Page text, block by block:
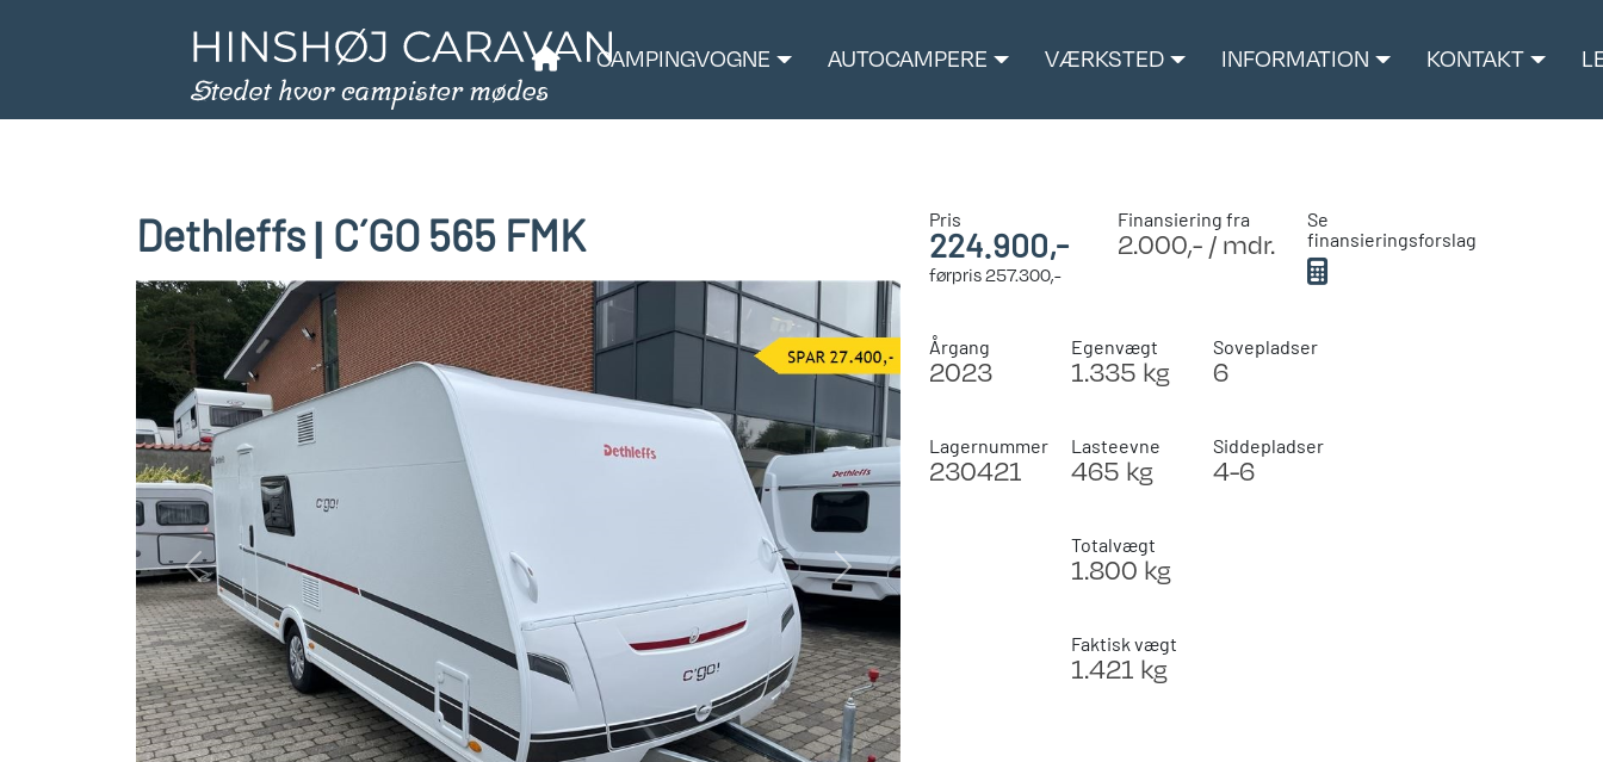
CAMPINGVOGNE AUTOCAMPERE VÆRKSTED INFORMATION KONTAKT
Dethleffs| C´GO 565 FMK
Previous Next
Pris
224.900,-
førpris257.300,-
Finansiering fra
2.000,- / mdr.
Se
finansieringsforslag
Årgang
2023
Lagernummer
230421
Egenvægt
1.335 kg
Lasteevne
465 kg
Totalvægt
1.800 kg
Faktisk vægt
1.421 kg
Sovepladser
6
Siddepladser
4-6